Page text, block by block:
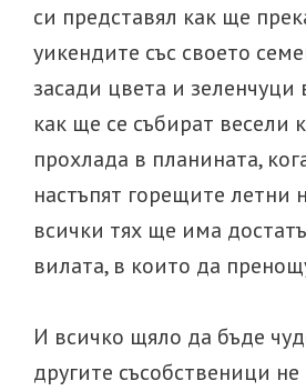
си представял как ще
уикендите със своето
засади цвета и зеленчуци
как ще се събират весели
прохлада в планината,
настъпят горещите летни
всички тях ще има
вилата, в които да
И всичко щяло да бъде
другите съсобственици